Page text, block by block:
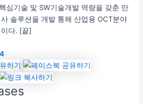
심기술 및 SW기술개발 역량을 갖춘 만
솔루션을 개발 통해 산업용 OCT분야
다. [끝]